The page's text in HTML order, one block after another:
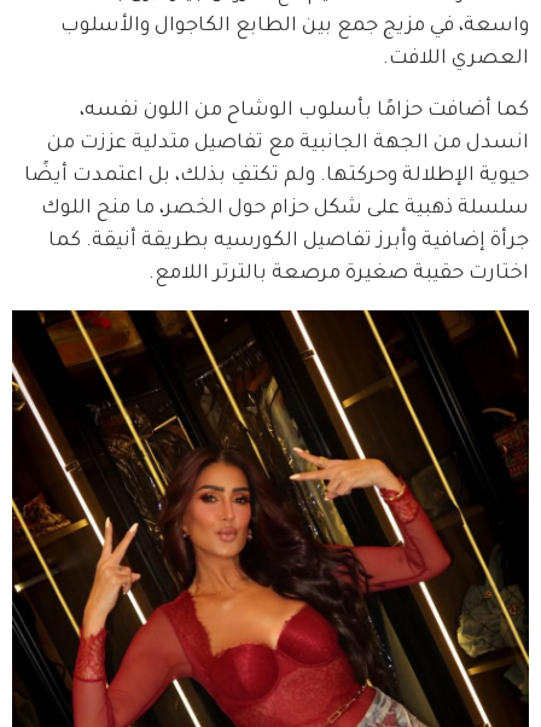
واسعة، في مزيج جمع بين الطابع الكاجوال والأسلوب
العصري اللافت.
كما أضافت حزامًا بأسلوب الوشاح من اللون نفسه،
انسدل من الجهة الجانبية مع تفاصيل متدلية عززت من
حيوية الإطلالة وحركتها. ولم تكتفِ بذلك، بل اعتمدت أيضًا
سلسلة ذهبية على شكل حزام حول الخصر، ما منح اللوك
جرأة إضافية وأبرز تفاصيل الكورسيه بطريقة أنيقة. كما
اختارت حقيبة صغيرة مرصعة بالترتر اللامع.